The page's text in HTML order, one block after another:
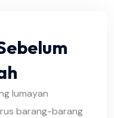
lumayan
barang-barang